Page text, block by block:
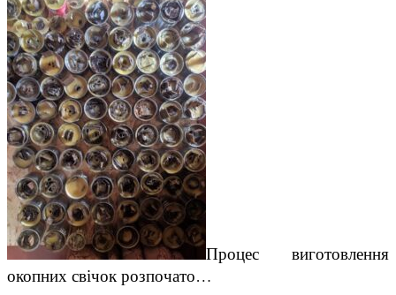
Процес виготовлення
окопних свічок розпочато…